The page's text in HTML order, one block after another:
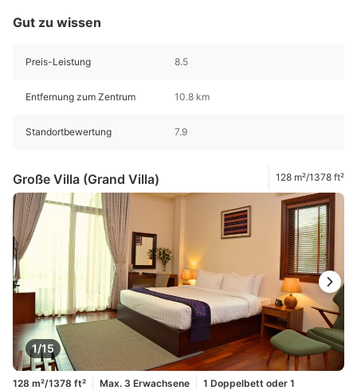
Gut zu wissen
Preis-Leistung 8.5
Entfernung zum Zentrum 10.8 km
Standortbewertung 7.9
Große Villa (Grand Villa) 128 m²/1378 ft²
1/15
128 m²/1378 ft² Max. 3 Erwachsene
1 Doppelbett oder 1